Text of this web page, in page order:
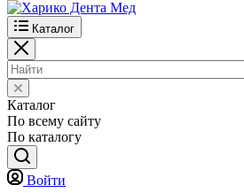
Каталог
Каталог
По всему сайту
По каталогу
Войти